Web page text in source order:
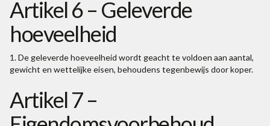
Artikel 6 – Geleverde
hoeveelheid
1. De geleverde hoeveelheid wordt geacht te voldoen aan aantal,
gewicht en wettelijke eisen, behoudens tegenbewijs door koper.
Artikel 7 –